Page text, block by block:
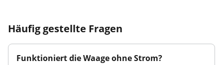
Häufig gestellte Fragen
Funktioniert die Waage ohne Strom?